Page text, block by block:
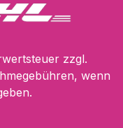
zzgl.
wenn